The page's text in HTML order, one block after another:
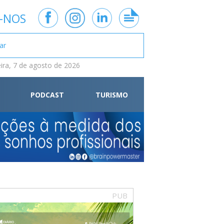
7 de agosto de 2026
PODCAST TURISMO
PUB